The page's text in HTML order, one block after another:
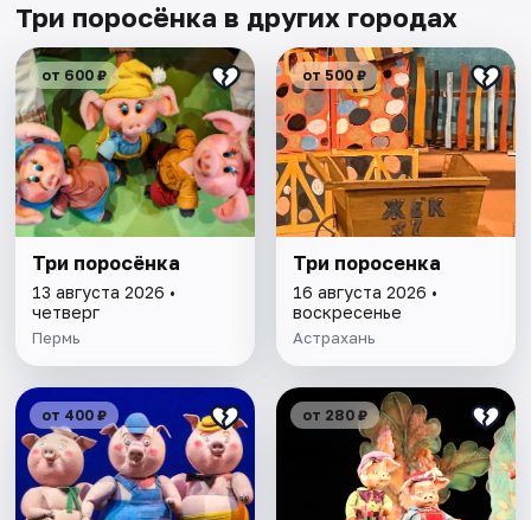
Три поросёнка в других городах
от 600 ₽
Три поросёнка
13 августа 2026 •
четверг
Пермь
от 500 ₽
Три поросенка
16 августа 2026 •
воскресенье
Астрахань
от 400 ₽ от 280 ₽